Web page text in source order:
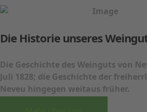
Die Historie unseres
Die Geschichte des Weinguts von
Juli 1828; die Geschichte der
Neveu hingegen weitaus früher.